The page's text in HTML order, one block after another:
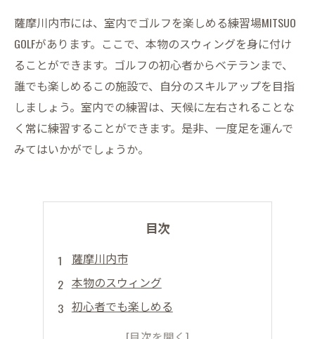
薩摩川内市には、室内でゴルフを楽しめる練習場MITSUO
GOLFがあります。ここで、本物のスウィングを身に付け
ることができます。ゴルフの初心者からベテランまで、
誰でも楽しめるこの施設で、自分のスキルアップを目指
しましょう。室内での練習は、天候に左右されることな
く常に練習することができます。是非、一度足を運んで
みてはいかがでしょうか。
目次
薩摩川内市
本物のスウィング
初心者でも楽しめる
練習場の特徴